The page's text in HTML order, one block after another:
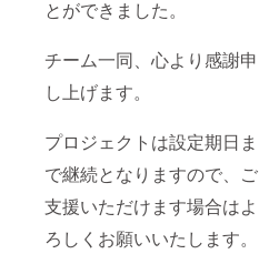
とができました。
チーム一同、心より感謝申
し上げます。
プロジェクトは設定期日ま
で継続となりますので、ご
支援いただけます場合はよ
ろしくお願いいたします。